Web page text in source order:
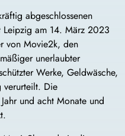
abgeschlossenen
Leipzig am 14. März 2023
von Movie2k, den
unerlaubter
Werke, Geldwäsche,
verurteilt. Die
und acht Monate und